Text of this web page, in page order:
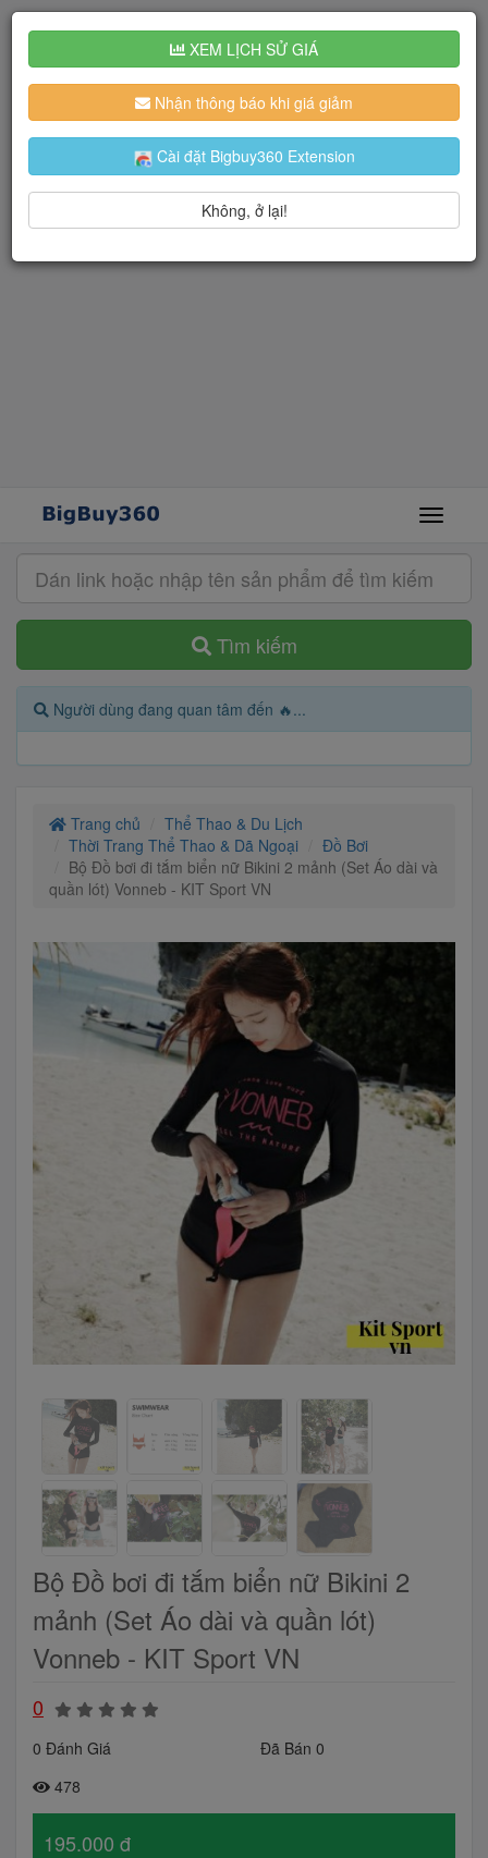
Tìm kiếm
Người dùng đang quan tâm đến 🔥...
Trang chủ
Thể Thao & Du Lịch
Thời Trang Thể Thao & Dã Ngoại
Đồ Bơi
Bộ Đồ bơi đi tắm biển nữ Bikini 2 mảnh (Set Áo dài và
quần lót) Vonneb - KIT Sport VN
Bộ Đồ bơi đi tắm biển nữ Bikini 2
mảnh (Set Áo dài và quần lót)
Vonneb - KIT Sport VN
0
0 Đánh Giá
Đã Bán 0
478
195.000 đ
XEM LỊCH SỬ GIÁ
Nhận thông báo khi giá giảm
Cài đặt Bigbuy360 Extension
Không, ở lại!